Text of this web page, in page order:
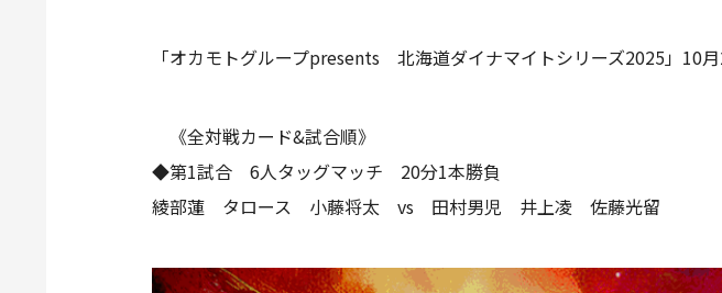
「オカモトグループpresents 北海道ダイナマイトシリーズ2025」10
《全対戦カード&試合順》
◆第1試合 6人タッグマッチ 20分1本勝負
綾部蓮 タロース 小藤将太 vs 田村男児 井上凌 佐藤光留